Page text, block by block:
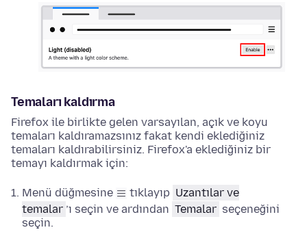
Temaları kaldırma
Firefox ile birlikte gelen varsayılan, açık ve koyu
temaları kaldıramazsınız fakat kendi eklediğiniz
temaları kaldırabilirsiniz. Firefox'a eklediğiniz bir
temayı kaldırmak için:
Menü düğmesine tıklayıp Uzantılar ve
temalar ’ı seçin ve ardından Temalar seçeneğini
seçin.